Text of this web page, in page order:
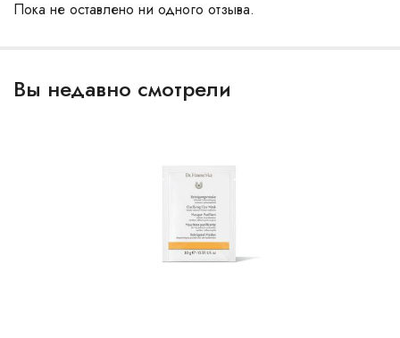
Пока не оставлено ни одного отзыва.
Вы недавно смотрели